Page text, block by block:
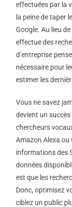
effectuées par la
la peine de taper
Google. Au lieu
effectue des
d’entreprise
nécessaire pour
estimer les
Vous ne savez
devient un
chercheurs
Amazon Alexa ou
informations des
données
est que les
Donc, optimisez
ciblez un public